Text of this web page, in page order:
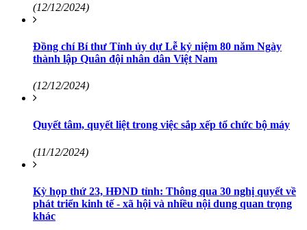
(12/12/2024)
Đồng chí Bí thư Tỉnh ủy dự Lễ kỷ niệm 80 năm Ngày
thành lập Quân đội nhân dân Việt Nam
(12/12/2024)
Quyết tâm, quyết liệt trong việc sắp xếp tổ chức bộ máy
(11/12/2024)
Kỳ họp thứ 23, HĐND tỉnh: Thông qua 30 nghị quyết về
phát triển kinh tế - xã hội và nhiều nội dung quan trọng
khác